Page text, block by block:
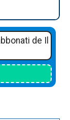
de Il